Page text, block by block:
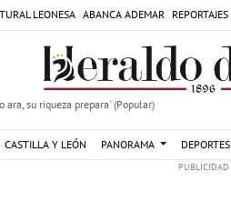
LEONESA ABANCA ADEMAR REPORTAJES
ara, su riqueza prepara' (Popular)
CASTILLA Y LEÓN PANORAMA DEPORTES